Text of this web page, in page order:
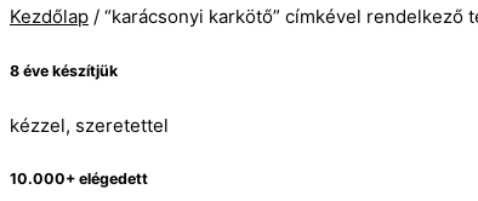
Kezdőlap / “karácsonyi karkötő” címkével rendelkező
8 éve készítjük
kézzel, szeretettel
10.000+ elégedett